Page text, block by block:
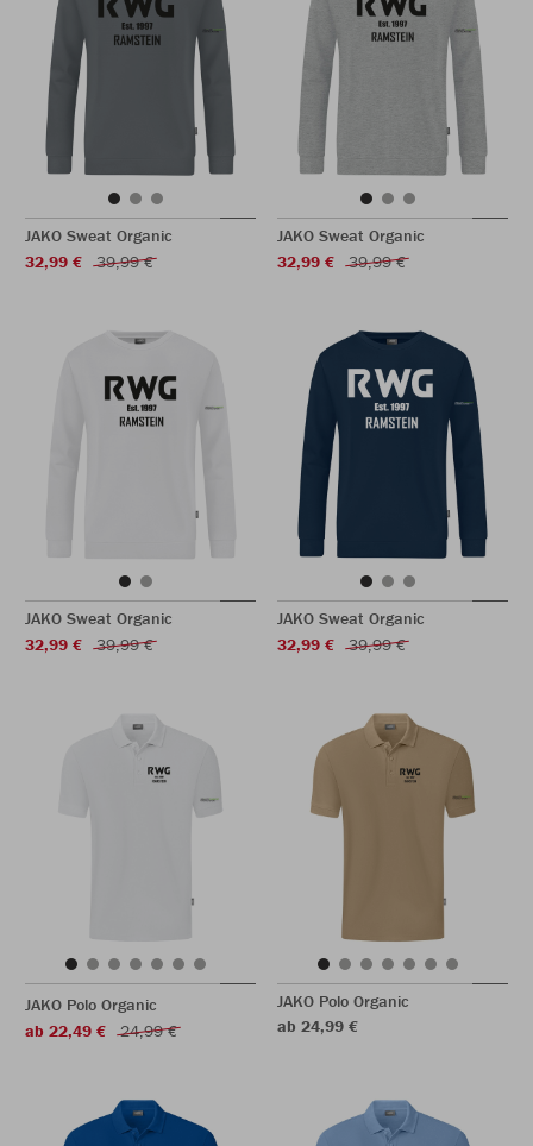
JAKO Sweat Organic
32,99 €
39,99 €
JAKO Sweat Organic
32,99 €
39,99 €
JAKO Sweat Organic
32,99 €
39,99 €
JAKO Sweat Organic
32,99 €
39,99 €
JAKO Polo Organic
ab 22,49 €
24,99 €
JAKO Polo Organic
ab 24,99 €